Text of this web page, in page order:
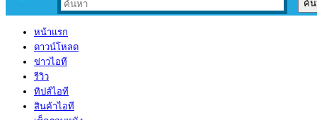
หน้าแรก
ดาวน์โหลด
ข่าวไอที
รีวิว
ทิปส์ไอที
สินค้าไอที